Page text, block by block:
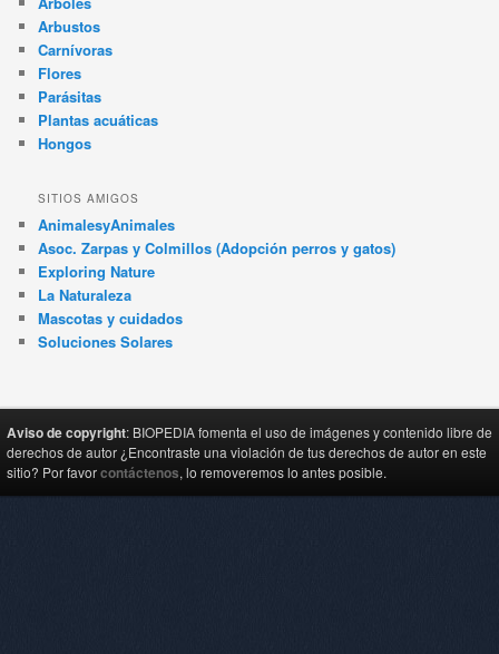
Arbustos
Carnívoras
Flores
Parásitas
Plantas acuáticas
Hongos
SITIOS AMIGOS
AnimalesyAnimales
Asoc. Zarpas y Colmillos (Adopción perros y gatos)
Exploring Nature
La Naturaleza
Mascotas y cuidados
Soluciones Solares
Aviso de copyright: BIOPEDIA fomenta el uso de imágenes y contenido libre de
derechos de autor ¿Encontraste una violación de tus derechos de autor en este
sitio? Por favorcontáctenos, lo removeremos lo antes posible.